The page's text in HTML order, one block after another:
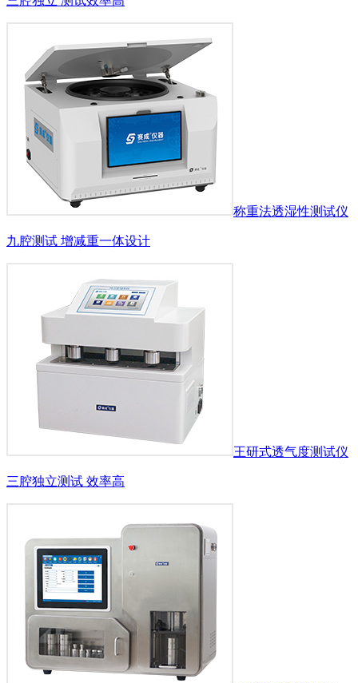
称重法透湿性测试仪
九腔测试 增减重一体设计
王研式透气度测试仪
三腔独立测试 效率高